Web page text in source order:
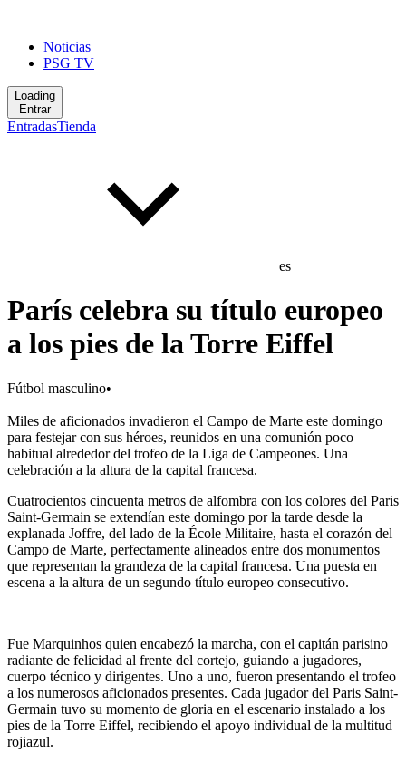
Noticias
PSG TV
Loading
Entrar
EntradasTienda
es
París celebra su título europeo
a los pies de la Torre Eiffel
Fútbol masculino•
Miles de aficionados invadieron el Campo de Marte este domingo
para festejar con sus héroes, reunidos en una comunión poco
habitual alrededor del trofeo de la Liga de Campeones. Una
celebración a la altura de la capital francesa.
Cuatrocientos cincuenta metros de alfombra con los colores del Paris
Saint-Germain se extendían este domingo por la tarde desde la
explanada Joffre, del lado de la École Militaire, hasta el corazón del
Campo de Marte, perfectamente alineados entre dos monumentos
que representan la grandeza de la capital francesa. Una puesta en
escena a la altura de un segundo título europeo consecutivo.
Fue Marquinhos quien encabezó la marcha, con el capitán parisino
radiante de felicidad al frente del cortejo, guiando a jugadores,
cuerpo técnico y dirigentes. Uno a uno, fueron presentando el trofeo
a los numerosos aficionados presentes. Cada jugador del Paris Saint-
Germain tuvo su momento de gloria en el escenario instalado a los
pies de la Torre Eiffel, recibiendo el apoyo individual de la multitud
rojiazul.